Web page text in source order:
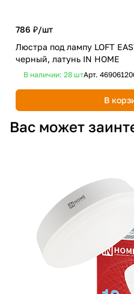
786 ₽/шт
Люстра под лампу LOFT
черный, латунь IN HOME
В наличии: 28 штАрт.
В
Вас может